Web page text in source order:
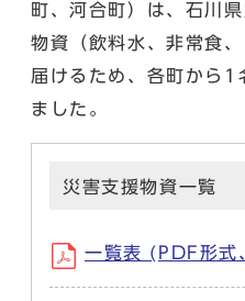
町、河合町）は、石川
物資（飲料水、非常食
届けるため、各町から1
ました。
災害支援物資一覧
一覧表 (PDF形